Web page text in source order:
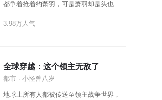
都争着抢着约萧羽，可是萧羽却是头也没
他的手机可以撩拨嫦娥，可以调戏四仙
和你们相处，奈何实力不允许！” “我不装
了，我摊牌了！” “我就是哪吒三太子！”
3.98万人气
全球穿越：这个领主无敌了
都市 · 小怪兽八岁
地球上所有人都被传送至领主战争世界，